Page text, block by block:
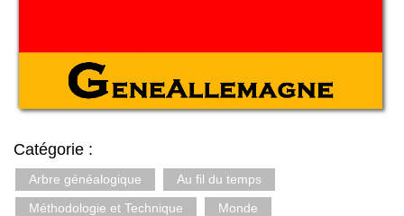
Catégorie :
Arbre généalogique
Au fil du temps
Méthodologie et Technique
Monde